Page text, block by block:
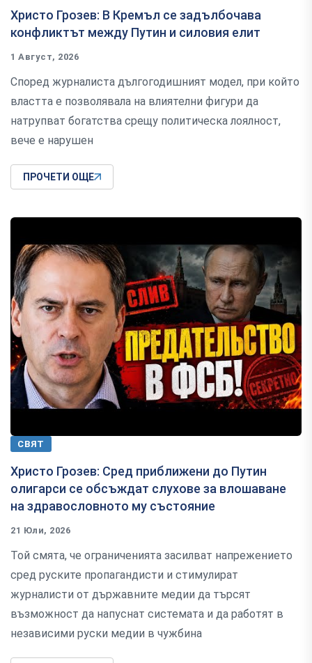
Христо Грозев: В Кремъл се задълбочава
конфликтът между Путин и силовия елит
1 Август, 2026
Според журналиста дългогодишният модел, при който
властта е позволявала на влиятелни фигури да
натрупват богатства срещу политическа лоялност,
вече е нарушен
ПРОЧЕТИ ОЩЕ
СВЯТ
Христо Грозев: Сред приближени до Путин
олигарси се обсъждат слухове за влошаване
на здравословното му състояние
21 Юли, 2026
Той смята, че ограниченията засилват напрежението
сред руските пропагандисти и стимулират
журналисти от държавните медии да търсят
възможност да напуснат системата и да работят в
независими руски медии в чужбина